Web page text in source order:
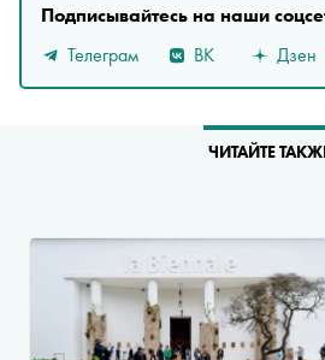
Подписывайтесь на наши
Телеграм
ВК Дзен
ЧИТАЙТЕ